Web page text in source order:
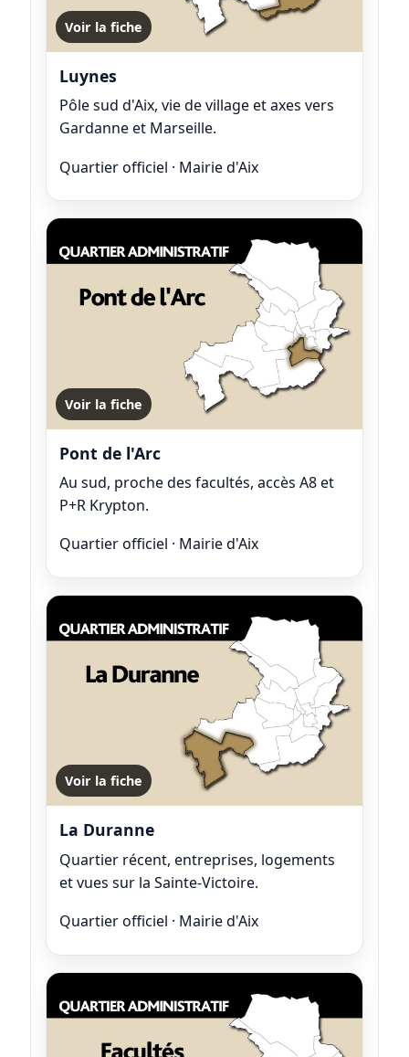
Voir la fiche
Luynes
Pôle sud d'Aix, vie de village et axes vers
Gardanne et Marseille.
Quartier officiel · Mairie d'Aix
Voir la fiche
Pont de l'Arc
Au sud, proche des facultés, accès A8 et
P+R Krypton.
Quartier officiel · Mairie d'Aix
Voir la fiche
La Duranne
Quartier récent, entreprises, logements
et vues sur la Sainte-Victoire.
Quartier officiel · Mairie d'Aix